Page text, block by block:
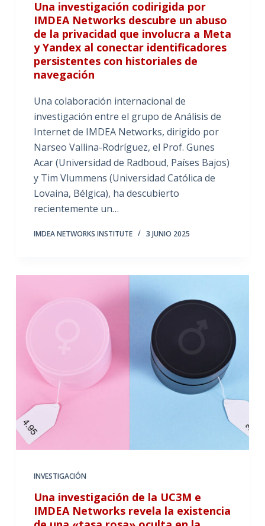
Una investigación codirigida por
IMDEA Networks descubre un abuso
de la privacidad que involucra a Meta
y Yandex al conectar identificadores
persistentes con historiales de
navegación
Una colaboración internacional de
investigación entre el grupo de Análisis de
Internet de IMDEA Networks, dirigido por
Narseo Vallina-Rodríguez, el Prof. Gunes
Acar (Universidad de Radboud, Países Bajos)
y Tim Vlummens (Universidad Católica de
Lovaina, Bélgica), ha descubierto
recientemente un…
IMDEA NETWORKS INSTITUTE 3 JUNIO 2025
INVESTIGACIÓN
Una investigación de la UC3M e
IMDEA Networks revela la existencia